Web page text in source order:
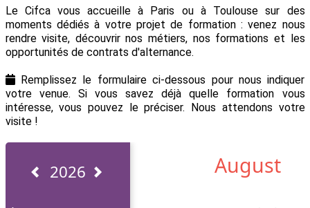
Le Cifca vous accueille à Paris ou à Toulouse sur des
moments dédiés à votre projet de formation : venez nous
rendre visite, découvrir nos métiers, nos formations et les
opportunités de contrats d'alternance.
Remplissez le formulaire ci-dessous pour nous indiquer
votre venue. Si vous savez déjà quelle formation vous
intéresse, vous pouvez le préciser. Nous attendons votre
visite !